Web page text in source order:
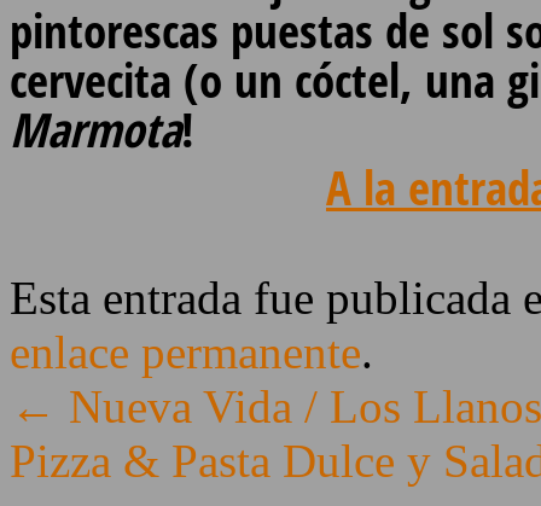
pintorescas puestas de sol
cervecita (o un cóctel, una
Marmota!
A la
Esta entrada fue publicada
enlace permanente.
← Nueva Vida / Los Llanos
Pizza & Pasta Dulce y